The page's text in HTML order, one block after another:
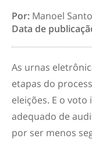
Por: Manoel
Data de
As urnas
etapas do
eleições. E o
adequado de
por ser menos